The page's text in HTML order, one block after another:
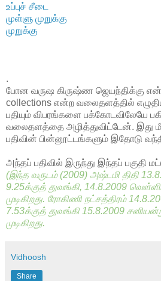
உப்புச் சீடை
முள்ளு முறுக்கு
முறுக்கு
.
போன வருஷ கிருஷ்ண ஜெயந்திக்கு என்
collections என்ற வலைதளத்தில்
பதியும் விபரங்களை பக்கோடவிலேயே
வலைதளத்தை அழித்துவிட்டேன். இது
பதிவின் பின்னூட்டங்களும் இதோடு
அந்தப் பதிவில் இருந்து இந்தப் பகுதி
(இந்த வருடம் (2009) அஷ்டமி திதி
9.25க்குத் துவங்கி, 14.8.2009
முடிகிறது. ரோகிணி நட்சத்திரம்
7.53க்குத் துவங்கி 15.8.2009
முடிகிறது.
Vidhoosh
Share